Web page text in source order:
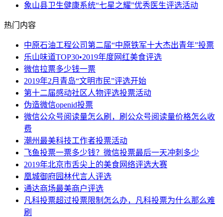
象山县卫生健康系统“七星之耀”优秀医生评选活动
热门内容
中原石油工程公司第二届“中原铁军十大杰出青年”投票
乐山味道TOP30•2019年度网红美食评选
微信拉票多少钱一票
2019年2月青岛“文明市民”评选开始
第十二届感动社区人物评选投票活动
伪造微信openid投票
微信公众号阅读量怎么刷，刷公众号阅读量价格怎么收
费
潮州最美科技工作者投票活动
飞鱼投票一票多少钱？微信投票最后一天冲刺多少
2019年北京市舌尖上的美食网络评选大赛
凰城御府园林代言人评选
通达商场最美商户评选
凡科投票超过投票限制怎么办，凡科投票为什么那么难
刷